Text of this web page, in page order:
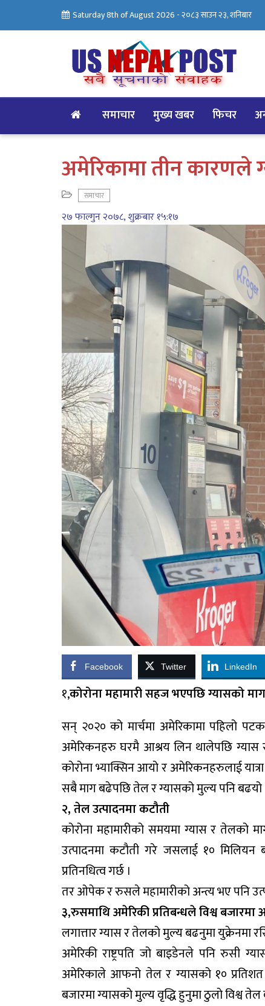
Saturday 8th of August 2026 -२०८३ साउन २३, शनिबार
समाचार मुख्य खबर फिचर
अमेरिकामा तीन कारणले
समाचार
२७ फाल्गुन २०७८, शुक्रबार १५:१७
Facebook Twitter LinkedIn
१,कोरोना महामारी सहज भएपछि ग्यासको
सन् २०२० को मार्चमा अमेरिकामा पहिलो
अमेरिकनहरु घरमै आश्रय लिन थालेपछि
कोरोना भ्याक्सिन आयो र अमेरिकनहरुलाई
सबै माग बढेपछि तेल र ग्यासको मुल्य पनि बढयो
२, तेल उत्पादनमा कटौती
कोरोना महामारीको समयमा ग्यास र
उत्पादनमा कटौती गरे जसलाई १० मिलियन
प्रतिनधित्व गर्छ ।
तर ओपेक र रुसले महामारीको अन्त्य भए पनि
३,रुसमाथि अमेरिकी प्रतिबन्धले विश्व बजारमा
लगात्तार ग्यास र तेलको मुल्य बढनुमा युक्रेनमा
अमेरिकी राष्ट्रपति जो बाइडेनले पनि रुसी
अमेरिकाले आफनो तेल र ग्यासको १०
बजारमा ग्यासको मुल्य वृद्धि हुनुमा ठुलो विश्व